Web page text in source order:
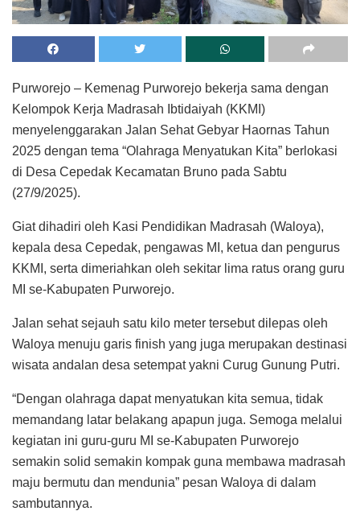
Purworejo – Kemenag Purworejo bekerja sama dengan
Kelompok Kerja Madrasah Ibtidaiyah (KKMI)
menyelenggarakan Jalan Sehat Gebyar Haornas Tahun
2025 dengan tema “Olahraga Menyatukan Kita” berlokasi
di Desa Cepedak Kecamatan Bruno pada Sabtu
(27/9/2025).
Giat dihadiri oleh Kasi Pendidikan Madrasah (Waloya),
kepala desa Cepedak, pengawas MI, ketua dan pengurus
KKMI, serta dimeriahkan oleh sekitar lima ratus orang guru
MI se-Kabupaten Purworejo.
Jalan sehat sejauh satu kilo meter tersebut dilepas oleh
Waloya menuju garis finish yang juga merupakan destinasi
wisata andalan desa setempat yakni Curug Gunung Putri.
“Dengan olahraga dapat menyatukan kita semua, tidak
memandang latar belakang apapun juga. Semoga melalui
kegiatan ini guru-guru MI se-Kabupaten Purworejo
semakin solid semakin kompak guna membawa madrasah
maju bermutu dan mendunia” pesan Waloya di dalam
sambutannya.